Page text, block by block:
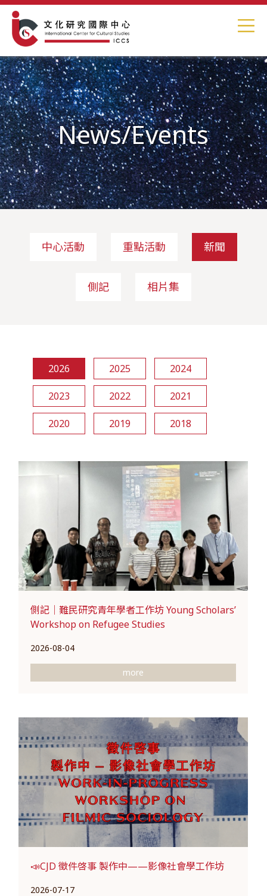
News/Events
中心活動 重點活動 新聞
側記 相片集
2026 2025 2024
2023 2022 2021
2020 2019 2018
側記｜難民研究青年學者工作坊 Young Scholars’
Workshop on Refugee Studies
2026-08-04
more
📣CJD 徵件啓事 製作中——影像社會學工作坊
2026-07-17